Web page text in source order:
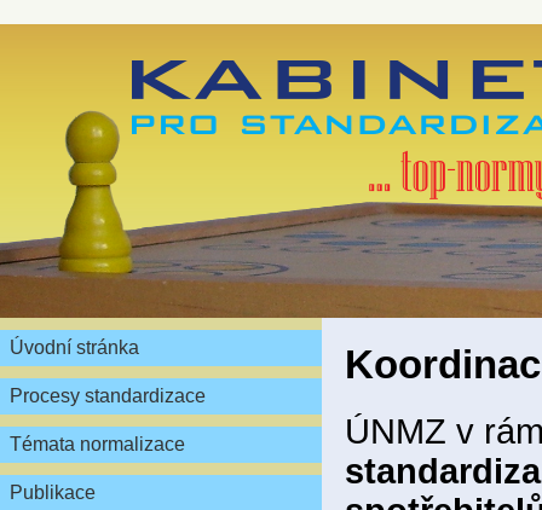
Úvodní stránka
Procesy standardizace
Témata normalizace
Publikace
ÚNMZ v